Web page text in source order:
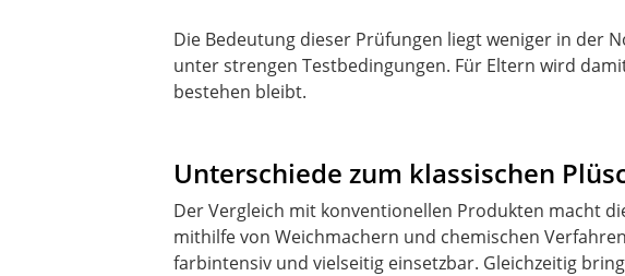
Die Bedeutung dieser Prüfungen liegt weniger in der
unter strengen Testbedingungen. Für Eltern wird
bestehen bleibt.
Unterschiede zum klassischen
Der Vergleich mit konventionellen Produkten macht
mithilfe von Weichmachern und chemischen
farbintensiv und vielseitig einsetzbar. Gleichzeitig